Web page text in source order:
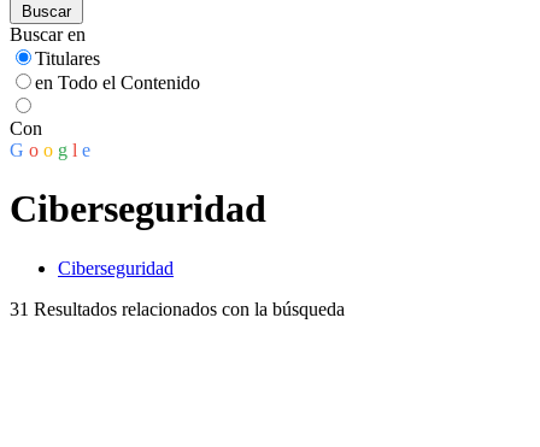
Buscar
Buscar en
Titulares
en Todo el Contenido
Con
G o o g l e
Ciberseguridad
Ciberseguridad
31 Resultados relacionados con la búsqueda